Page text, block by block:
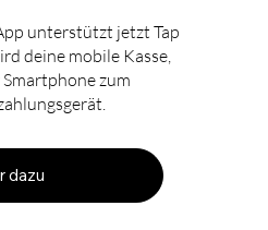
unterstützt jetzt Tap
deine mobile Kasse,
zum
dazu